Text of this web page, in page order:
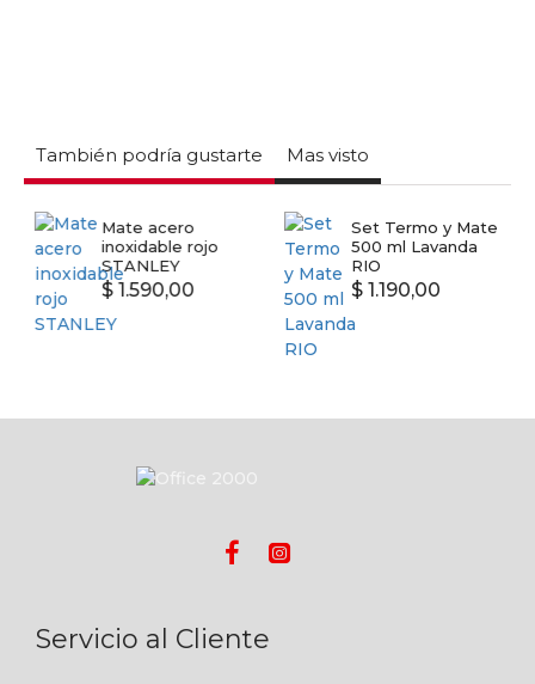
También podría gustarte Mas visto
Mate acero
inoxidable rojo
STANLEY
$ 1.590,00
Set Termo y Mate
500 ml Lavanda
RIO
$ 1.190,00
Servicio al Cliente